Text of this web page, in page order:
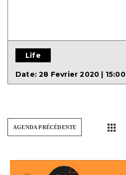
Life
Date:28 Fevrier 2020 | 15:00
AGENDA PRÉCÉDENTE